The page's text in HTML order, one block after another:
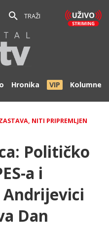
TRAŽI
Hronika VIP Kolumne
NITI PRIPREMLJEN
Političko
a i
Dan